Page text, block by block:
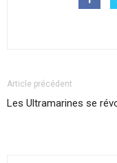
Article précédent
Les Ultramarines se